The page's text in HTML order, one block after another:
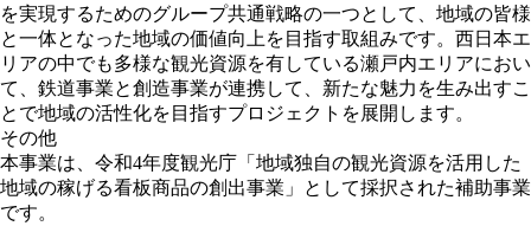
を実現するためのグループ共通戦略の一つとして、地域の皆様
と一体となった地域の価値向上を目指す取組みです。西日本エ
リアの中でも多様な観光資源を有している瀬戸内エリアにおい
て、鉄道事業と創造事業が連携して、新たな魅力を生み出すこ
とで地域の活性化を目指すプロジェクトを展開します。
その他
本事業は、令和4年度観光庁「地域独自の観光資源を活用した
地域の稼げる看板商品の創出事業」として採択された補助事業
です。